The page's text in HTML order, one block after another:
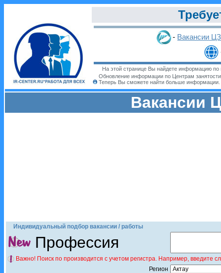
- Вакансии
На этой странице Вы найдете информацию по
Обновление информации по Центрам
Теперь Вы сможете найти больше информации.
Вакансии
Индивидуальный подбор вакансии / работы
Профессия
Важно! Поиск по производится с учетом регистра. Например,
Регион